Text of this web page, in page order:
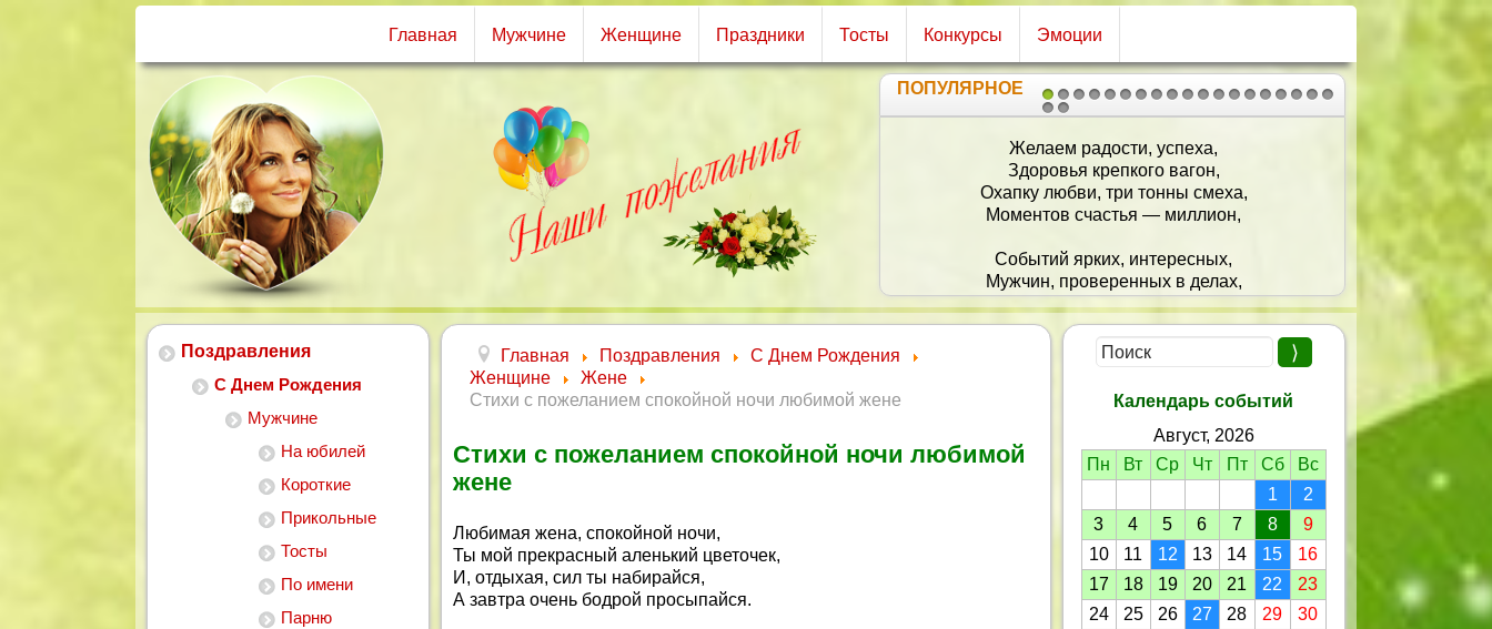
Главная Мужчине Женщине Праздники Тосты Конкурсы Эмоции
1 2
2021
ПОПУЛЯРНОЕ
Ты прекрасна, умна и добра,
И даже в ненастные дни весела,
Пусть радуют родные и друзья,
И не будет жестока судьба,
Днём и ночью горит для тебя!
Поздравления
С Днем Рождения
Мужчине
На юбилей
Короткие
Прикольные
Тосты
По имени
Парню
Главная Поздравления
С Днем Рождения
Женщине
Жене
Стихи с пожеланием спокойной ночи любимой жене
Стихи с пожеланием спокойной ночи любимой
жене
Любимая жена, спокойной ночи,
Ты мой прекрасный аленький цветочек,
И, отдыхая, сил ты набирайся,
А завтра очень бодрой просыпайся.
Календарь событий
Август, 2026
Пн
Вт Ср Чт Пт Сб
Вс
1
2
3
4 5 6 7 8
9
10
11 12 13 14 15
16
17
18 19 20 21 22
23
24
25 26 27 28 29
30